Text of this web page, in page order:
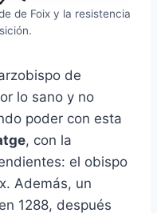
de Foix y la resistencia
de
lo sano y no
poder con esta
, con la
el obispo
Además, un
1288, después